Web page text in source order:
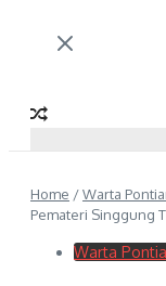
Home /Warta
Pemateri Singgung
Warta